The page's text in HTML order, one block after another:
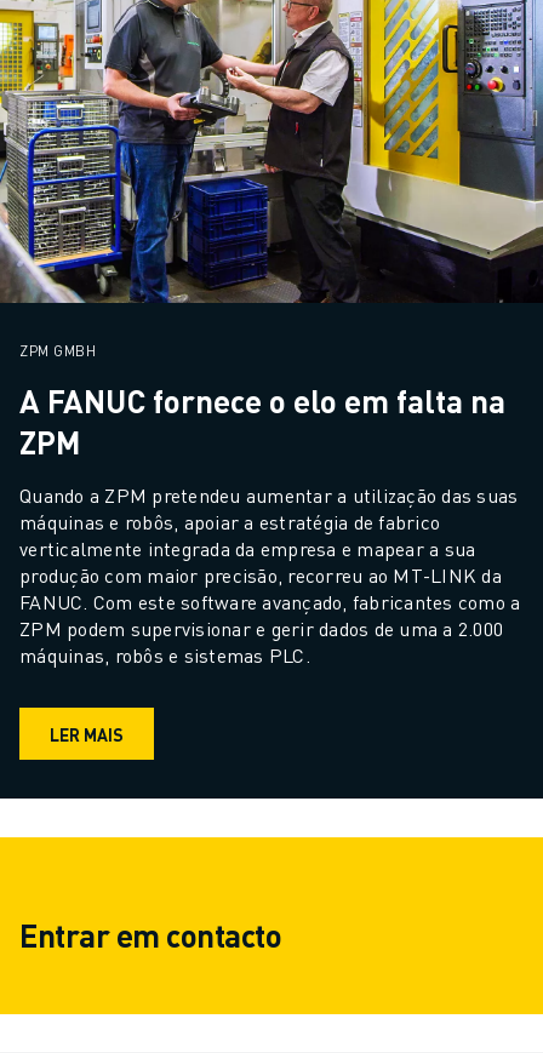
ZPM GMBH
A FANUC fornece o elo em falta na
ZPM
Quando a ZPM pretendeu aumentar a utilização das suas
máquinas e robôs, apoiar a estratégia de fabrico
verticalmente integrada da empresa e mapear a sua
produção com maior precisão, recorreu ao MT-LINK da
FANUC. Com este software avançado, fabricantes como a
ZPM podem supervisionar e gerir dados de uma a 2.000
máquinas, robôs e sistemas PLC.
LER MAIS
Entrar em contacto